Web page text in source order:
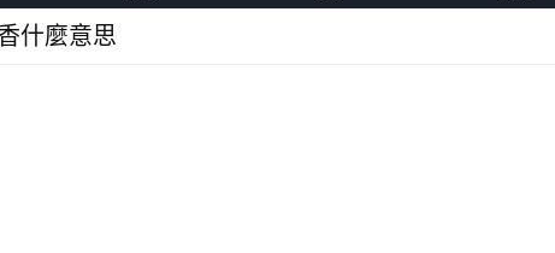
什麼意思